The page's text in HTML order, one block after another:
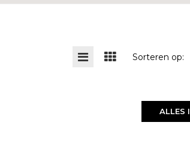
Sorteren op:
ALLES